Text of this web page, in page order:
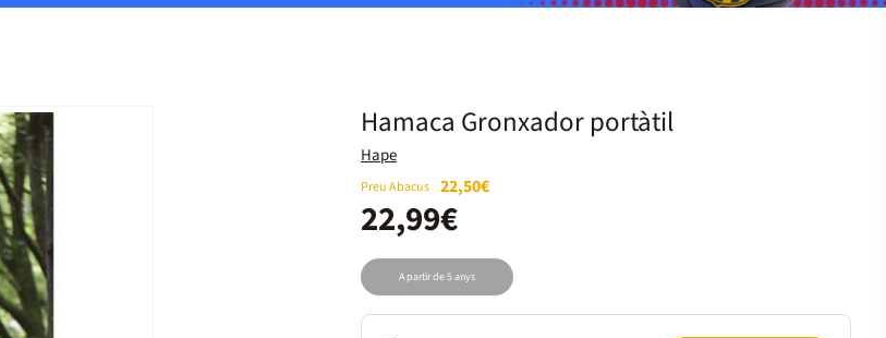
Hamaca Gronxador portàtil
Hape
Preu Abacus 22,50€
22,99€
A partir de 5 anys